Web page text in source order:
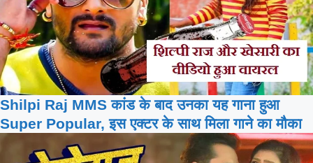
Shilpi Raj MMS कांड के बाद उनका यह गाना हुआ
Super Popular, इस एक्टर के साथ मिला गाने का मौका